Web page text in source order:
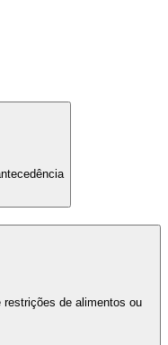
de alimentos ou